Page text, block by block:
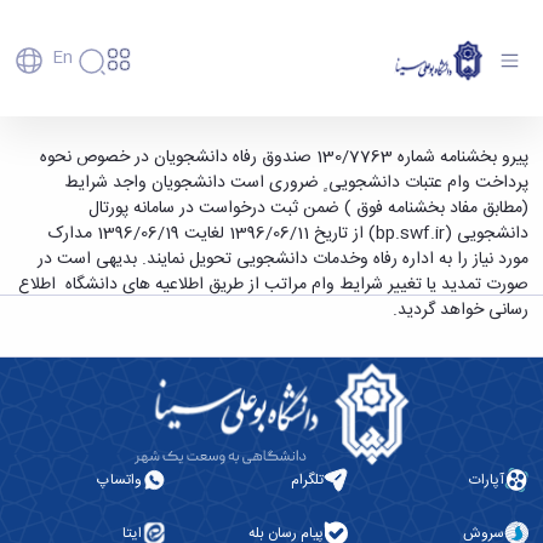
En
دانشگاه
تاریخچه
و
معرفی
برنامه
راهبردی
دانشگاه
نقشه
دانشگاه
حوزه
معاونت
آموزش
پذیرش
کارشناسی
تحصیلات
تکمیلی
پسا
دکترا
استعدادهای
درخشان
انتقال
تحصیلی
پژوهش
فناوری و
کارآفرینی
دفتر
ارتباط
با
صنعت
تحقیقات
و فناوری
دانشکده‌ها
پردیس
اصلی
مهندسی
کشاورزی
شیمی
علوم
هنر
معماری
رفاهی
رفاهی
پرسنل
اداره
رفاه
مهمانسرای
امور
اعضای
هیأت
علمی
کارکنان
فارغ
دانشجویی
علمی
خبری
بسنا
پیشخوان
نحوه پرداخت وام عتبات دانشجویی - دانشگاه
بوعلی سینا همدان
پیرو بخشنامه شماره 130/7763 صندوق رفاه دانشجویان در خصوص نحوه
پرداخت وام عتبات دانشجویی ٍ ضروری است دانشجویان واجد شرایط
(مطابق مفاد بخشنامه فوق ) ضمن ثبت درخواست در سامانه پورتال
دانشجویی (bp.swf.ir) از تاریخ 1396/06/11 لغایت 1396/06/19 مدارک
مورد نیاز را به اداره رفاه وخدمات دانشجویی تحویل نمایند. بدیهی است در
صورت تمدید یا تغییر شرایط وام مراتب از طریق اطلاعیه های دانشگاه اطلاع
رسانی خواهد گردید.
آپارات تلگرام واتساپ
سروش پیام رسان بله ایتا